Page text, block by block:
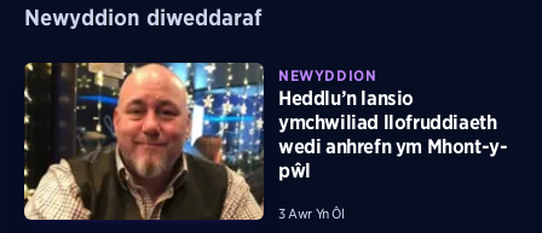
Newyddion diweddaraf
NEWYDDION
Heddlu’n lansio
ymchwiliad llofruddiaeth
wedi anhrefn ym Mhont-y-
pŵl
3 Awr Yn Ôl